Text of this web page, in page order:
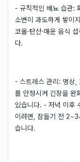
- 규칙적인 배뇨 습관:
소변이 과도하게 쌓이
코올·탄산·매운 음식
다.
- 스트레스 관리: 명상,
를 안정시켜 긴장을 완
있습니다. - 저녁 이후
이려면, 잠들기 전
습니다.